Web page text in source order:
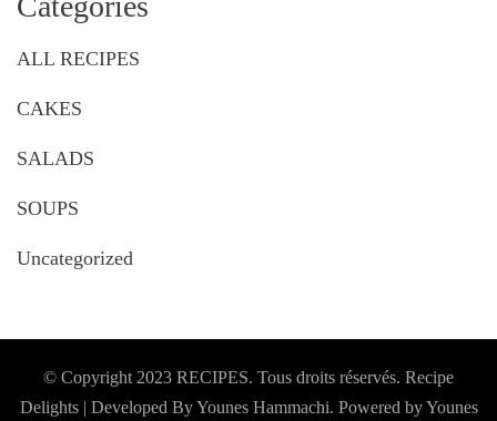
ALL RECIPES
CAKES
SALADS
SOUPS
Uncategorized
© Copyright 2023 RECIPES. Tous droits réservés. Recipe
Delights | Developed By Younes Hammachi. Powered by Younes